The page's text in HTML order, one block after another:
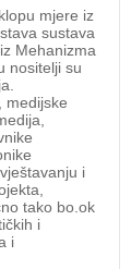
mjere iz
sustava
Mehanizma
nositelji su
medijske
i
tako bo.ok
i
i